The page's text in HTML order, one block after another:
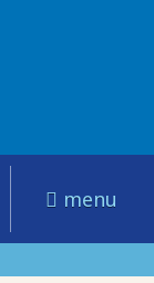
menu